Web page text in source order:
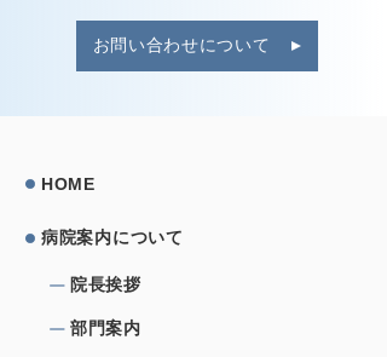
お問い合わせについて
HOME
病院案内について
院⻑挨拶
部⾨案内